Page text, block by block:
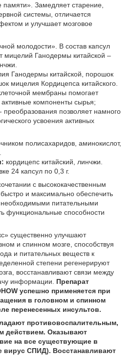
памяти». Замедляет старение,
системы, отличается
и улучшает мозговое
молодости». В состав капсул
мицелий Ганодермы китайской –
Ганодермы китайской, порошок
мицелия Кордицепса китайского.
мембраны помогает
компоненты сырья;
преобразования позволяет намного
усвоения активных
полисахаридов, аминокислот,
кордицепс китайский, линчжи.
24 капсул по 0,3 г.
с высококачественным
и максимально обеспечить
необходимыми питательными
функциональные способности
существенно улучшают
и спинном мозге, способствуя
и питательных веществ к
степени регенерируют
восстанавливают связи между
информации.
Препарат
успешно применяется при
в головном и спинном
перенесенных инсультов.
противовоспалительным,
действием. Оказывают
на все существующие в
вирус СПИД). Восстанавливают